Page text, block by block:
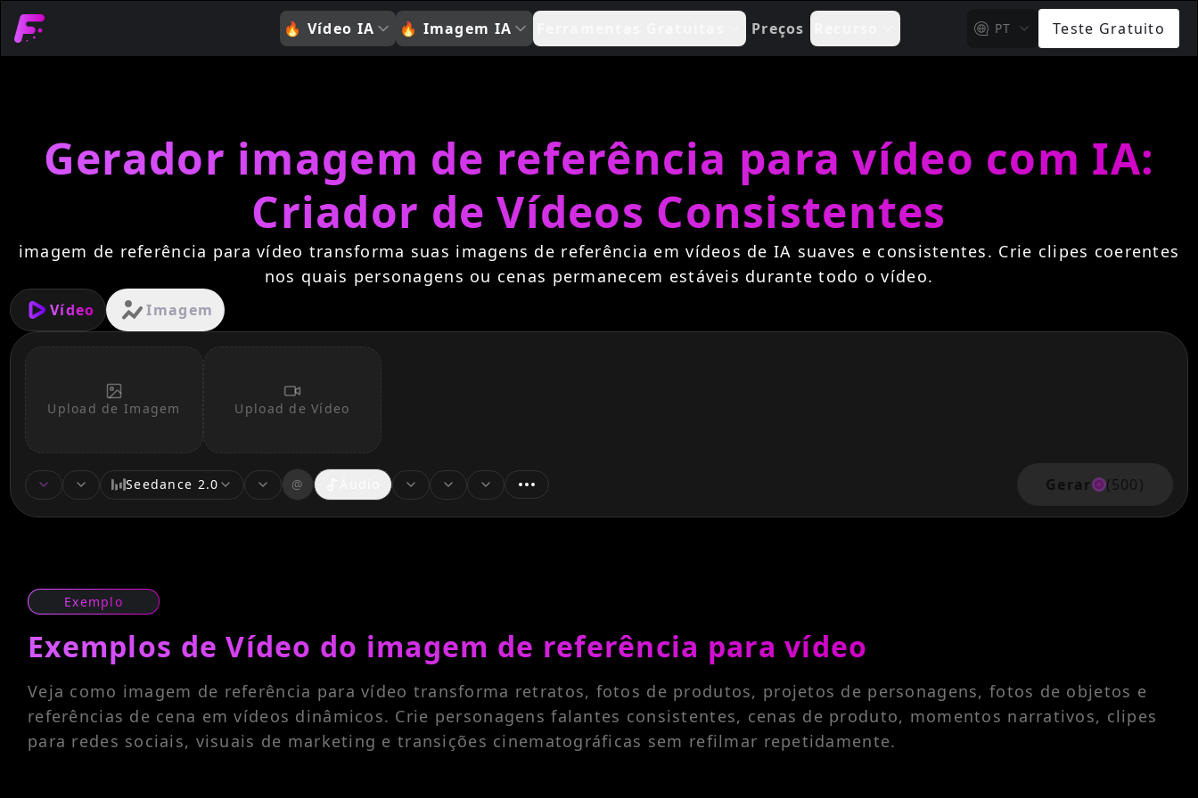
🔥 Vídeo IA 🔥 Imagem IA Preços PT Teste Gratuito
Gerador imagem de referência para vídeo com IA:
Criador de Vídeos Consistentes
imagem de referência para vídeo transforma suas imagens de referência em vídeos de IA suaves e consistentes. Crie clipes coerentes
nos quais personagens ou cenas permanecem estáveis durante todo o vídeo.
Vídeo Imagem
Upload de Imagem Upload de Vídeo
model
Seedance 2.0
version
@
resolutionduration
ratio Gerar (500)
Exemplo
Exemplos de Vídeo do imagem de referência para vídeo
Veja como imagem de referência para vídeo transforma retratos, fotos de produtos, projetos de personagens, fotos de objetos e
referências de cena em vídeos dinâmicos. Crie personagens falantes consistentes, cenas de produto, momentos narrativos, clipes
para redes sociais, visuais de marketing e transições cinematográficas sem refilmar repetidamente.